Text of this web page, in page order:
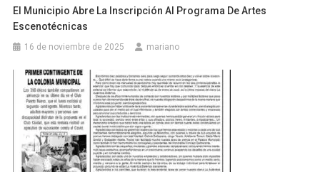
El Municipio Abre La Inscripción Al Programa De Artes
Escenotécnicas
16 de noviembre de 2025 mariano